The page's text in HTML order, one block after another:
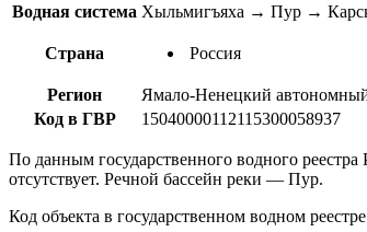
Водная система Хыльмигъяха → Пур →
Страна Россия
Регион
Ямало-Ненецкий
Код в ГВР
15040000112115300058937
По данным государственного водного
отсутствует. Речной бассейн реки — Пур.
Код объекта в государственном водном